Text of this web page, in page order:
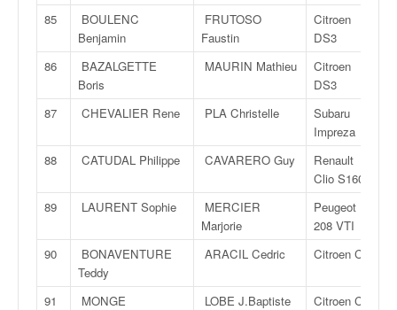
85
BOULENC
Benjamin
FRUTOSO
Faustin
Citroen
DS3
86
BAZALGETTE
Boris
MAURIN Mathieu
Citroen
DS3
87 CHEVALIER Rene PLA Christelle
Subaru
Impreza
88 CATUDAL Philippe CAVARERO Guy
Renault
Clio S1600
89 LAURENT Sophie
MERCIER
Marjorie
Peugeot
208 VTI
90
BONAVENTURE
Teddy
ARACIL Cedric Citroen C2
91
MONGE
LOBE J.Baptiste Citroen C2